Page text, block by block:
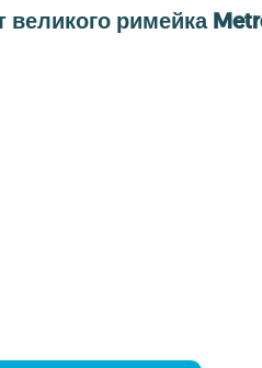
великого римейка